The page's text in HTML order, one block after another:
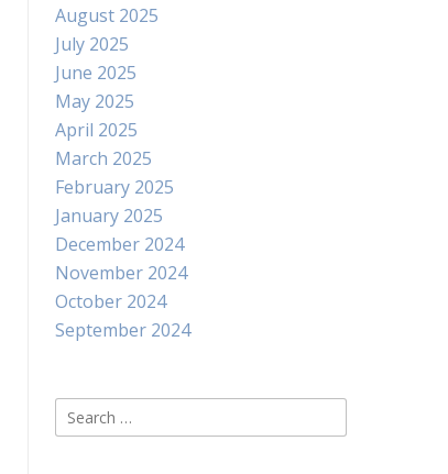
August 2025
July 2025
June 2025
May 2025
April 2025
March 2025
February 2025
January 2025
December 2024
November 2024
October 2024
September 2024
Search
for: